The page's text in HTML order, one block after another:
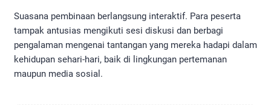
Suasana pembinaan berlangsung interaktif. Para peserta
tampak antusias mengikuti sesi diskusi dan berbagi
pengalaman mengenai tantangan yang mereka hadapi dalam
kehidupan sehari-hari, baik di lingkungan pertemanan
maupun media sosial.